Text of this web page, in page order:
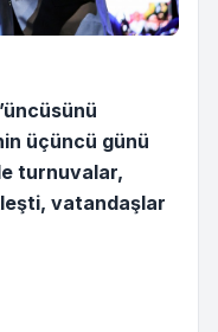
üçüncü günü
turnuvalar,
vatandaşlar